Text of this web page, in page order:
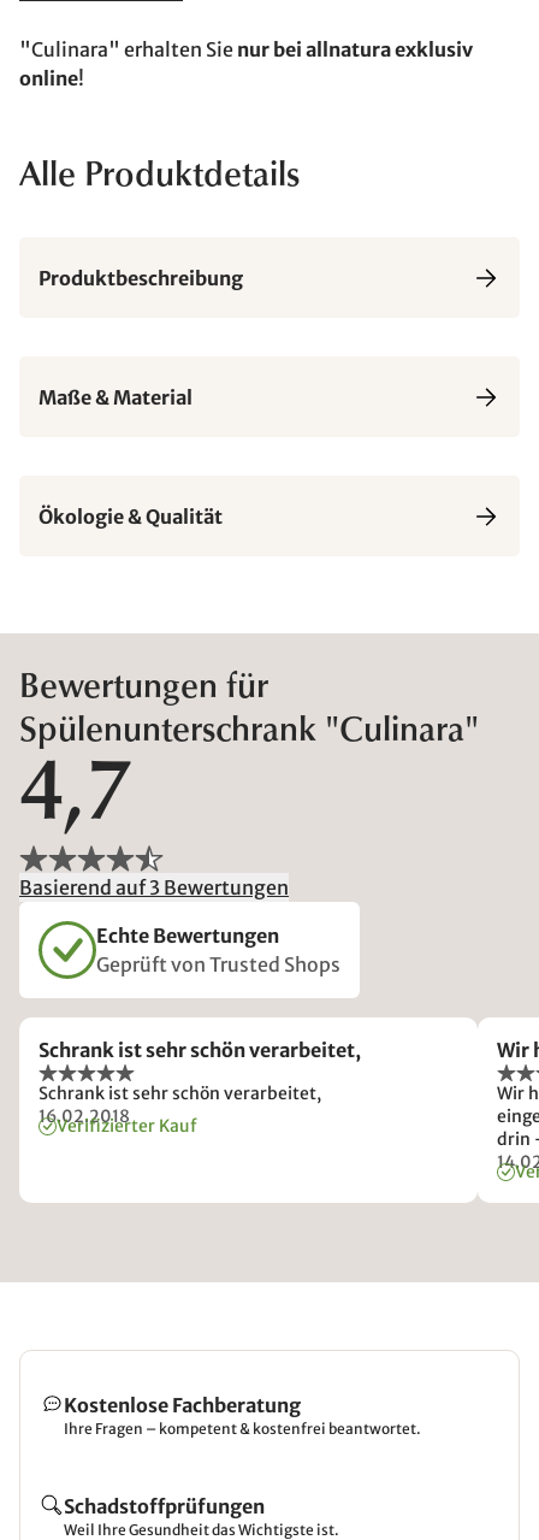
"Culinara" erhalten Sie nur bei allnatura exklusiv
online!
Alle Produktdetails
Produktbeschreibung
Maße & Material
Ökologie & Qualität
Bewertungen für
Spülenunterschrank "Culinara"
4,7
Basierend auf 3 Bewertungen
Echte Bewertungen
Geprüft von Trusted Shops
Schrank ist sehr schön verarbeitet,
Schrank ist sehr schön verarbeitet,
16.02.2018
Verifizierter Kauf
Wir
Wir
drin
Kostenlose Fachberatung
Ihre Fragen – kompetent & kostenfrei beantwortet.
Schadstoffprüfungen
Weil Ihre Gesundheit das Wichtigste ist.